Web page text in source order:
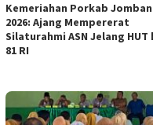
Kemeriahan Porkab
2026: Ajang Mempererat
Silaturahmi ASN Jelang HUT
81 RI